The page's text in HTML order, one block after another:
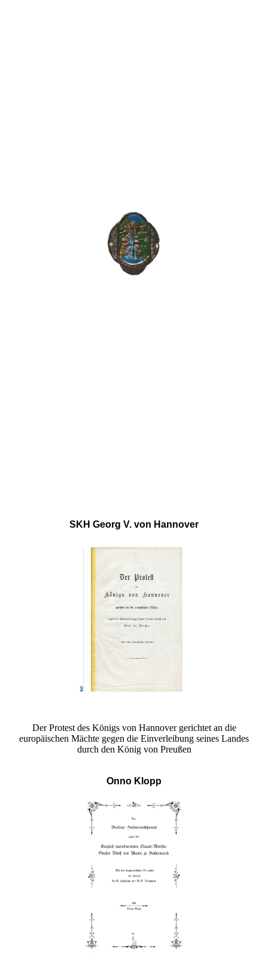
SKH Georg V. von Hannover
Der Protest des Königs von Hannover gerichtet an die
europäischen Mächte gegen die Einverleibung seines Landes
durch den König von Preußen
Onno Klopp